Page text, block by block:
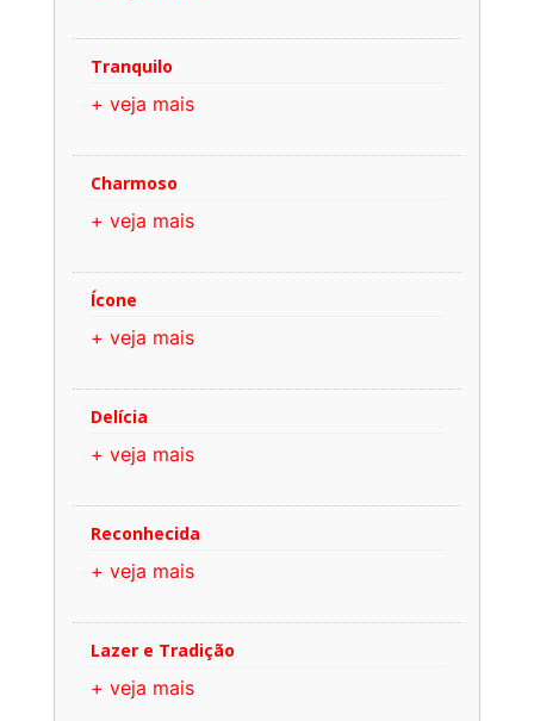
Tranquilo
+ veja mais
Charmoso
+ veja mais
Ícone
+ veja mais
Delícia
+ veja mais
Reconhecida
+ veja mais
Lazer e Tradição
+ veja mais